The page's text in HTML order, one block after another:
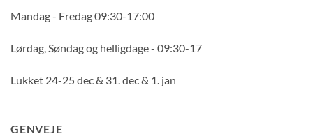
Mandag - Fredag 09:30-17:00
Lørdag, Søndag og helligdage - 09:30-17
Lukket 24-25 dec & 31. dec & 1. jan
GENVEJE